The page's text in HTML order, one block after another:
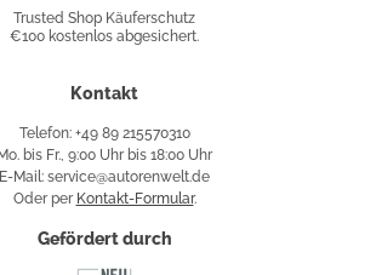
Käuferschutz
Trusted Shop Käuferschutz
€100 kostenlos abgesichert.
Kontakt
Telefon: +49 89 215570310
Mo. bis Fr., 9:00 Uhr bis 18:00 Uhr
E-Mail: service@autorenwelt.de
Oder per Kontakt-Formular.
Gefördert durch